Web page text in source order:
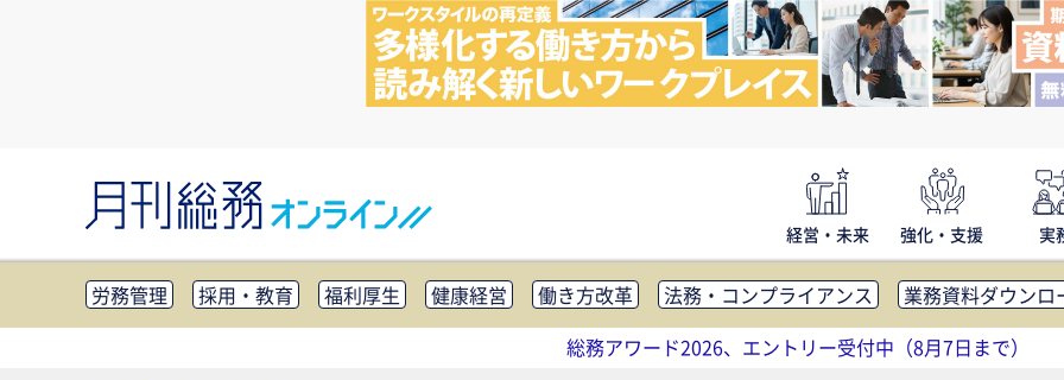
経営・未来 強化・支援 実
労務管理 採用・教育 福利厚生 健康経営 働き方改革 法務・コンプライアンス
業務資料ダウンロ
知財管理
リスクマネジメント・BCP 社外・社内広報 社外・社内コミュニケーション活性化
FM・オフ
助成金・補助金・コスト削減 アウトソーシング・BPO
調査・レ
総務アワード2026、エントリー受付中（8月7日まで）